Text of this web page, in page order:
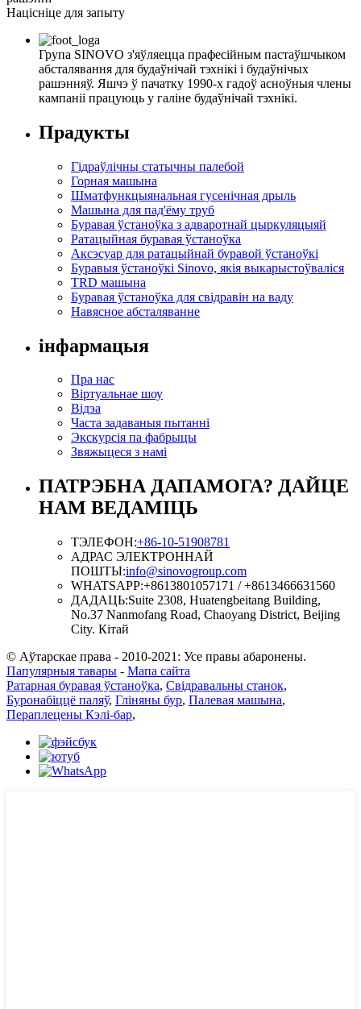
Націсніце для запыту
Група SINOVO з'яўляецца прафесійным пастаўшчыком
абсталявання для будаўнічай тэхнікі і будаўнічых
рашэнняў. Яшчэ ў пачатку 1990-х гадоў асноўныя члены
кампаніі працуюць у галіне будаўнічай тэхнікі.
Прадукты
Гідраўлічны статычны палебой
Горная машына
Шматфункцыянальная гусенічная дрыль
Машына для пад'ёму труб
Буравая ўстаноўка з адваротнай цыркуляцыяй
Ратацыйная буравая ўстаноўка
Аксэсуар для ратацыйнай буравой ўстаноўкі
Буравыя ўстаноўкі Sinovo, якія выкарыстоўваліся
TRD машына
Буравая ўстаноўка для свідравін на ваду
Навясное абсталяванне
інфармацыя
Пра нас
Віртуальнае шоу
Відэа
Часта задаваныя пытанні
Экскурсія па фабрыцы
Звяжыцеся з намі
ПАТРЭБНА ДАПАМОГА? ДАЙЦЕ
НАМ ВЕДАМІЦЬ
ТЭЛЕФОН:+86-10-51908781
АДРАС ЭЛЕКТРОННАЙ
ПОШТЫ:info@sinovogroup.com
WHATSAPP:+8613801057171 / +8613466631560
ДАДАЦЬ:Suite 2308, Huatengbeitang Building,
No.37 Nanmofang Road, Chaoyang District, Beijing
City. Кітай
© Аўтарскае права - 2010-2021: Усе правы абаронены.
Папулярныя тавары - Мапа сайта
Ратарная буравая ўстаноўка, Свідравальны станок,
Буронабіццё паляў, Гліняны бур, Палевая машына,
Пераплецены Кэлі-бар,